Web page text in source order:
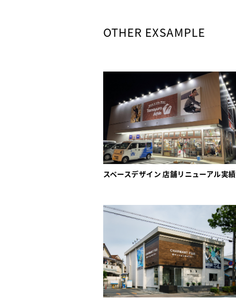
OTHER EXSAMPLE
スペースデザイン 店舗リニューアル実績